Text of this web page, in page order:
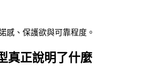
感、保護欲與可靠程度。
真正說明了什麼